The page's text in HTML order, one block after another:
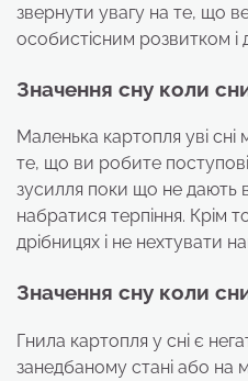
звернути увагу на те, що
особистісним розвитком і
Значення сну коли
Маленька картопля уві
те, що ви робите
зусилля поки що не дають
набратися терпіння. Крім
дрібницях і не нехтувати
Значення сну коли
Гнила картопля у сні є
занедбаному стані або на